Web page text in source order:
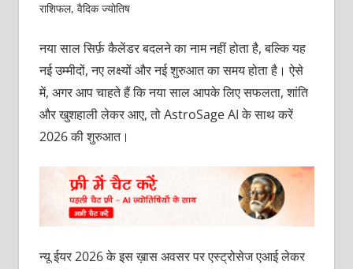
राशिफल, वैदिक ज्योतिष
नया साल सिर्फ़ कैलेंडर बदलने का नाम नहीं होता है, बल्कि यह
नई उम्मीदों, नए लक्ष्यों और नई शुरुआत का समय होता है। ऐसे
में, अगर आप चाहते हैं कि नया साल आपके लिए सफलता, शांति
और खुशहाली लेकर आए, तो AstroSage AI के साथ करें
2026 की शुरुआत।
न्यू ईयर 2026 के इस ख़ास अवसर पर एस्ट्रोसेज एआई लेकर